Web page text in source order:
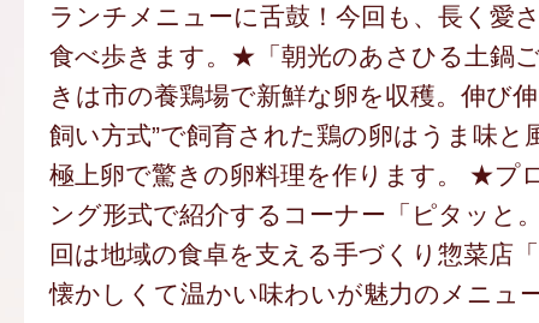
ランチメニューに舌鼓！今回も、長く愛
食べ歩きます。★「朝光のあさひる土鍋
きは市の養鶏場で新鮮な卵を収穫。伸び
飼い方式”で飼育された鶏の卵はうま味と
極上卵で驚きの卵料理を作ります。 ★プ
ング形式で紹介するコーナー「ピタッと
回は地域の食卓を支える手づくり惣菜店
懐かしくて温かい味わいが魅力のメニュ